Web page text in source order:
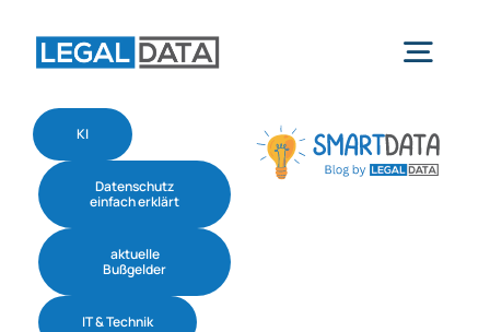
Home
Services
KI
Datenschutz
einfach erklärt
aktuelle
Bußgelder
IT & Technik